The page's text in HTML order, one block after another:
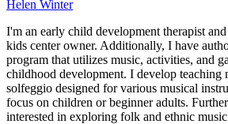
Helen Winter
I'm an early child development therapist
kids center owner. Additionally, I have
program that utilizes music, activities, and
childhood development. I develop teaching
solfeggio designed for various musical
focus on children or beginner adults.
interested in exploring folk and ethnic